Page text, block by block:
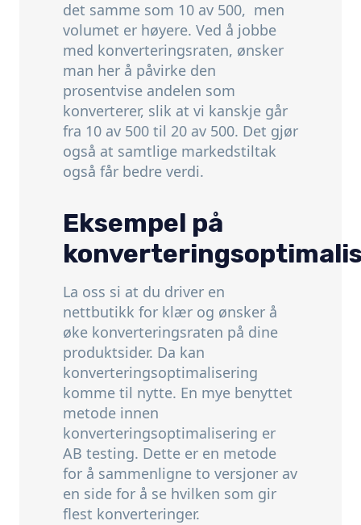
det samme som 10 av 500, men
volumet er høyere. Ved å jobbe
med konverteringsraten, ønsker
man her å påvirke den
prosentvise andelen som
konverterer, slik at vi kanskje går
fra 10 av 500 til 20 av 500. Det gjør
også at samtlige markedstiltak
også får bedre verdi.
Eksempel på
La oss si at du driver en
nettbutikk for klær og ønsker å
øke konverteringsraten på dine
produktsider. Da kan
konverteringsoptimalisering
komme til nytte. En mye benyttet
metode innen
konverteringsoptimalisering er
AB testing. Dette er en metode
for å sammenligne to versjoner av
en side for å se hvilken som gir
flest konverteringer.